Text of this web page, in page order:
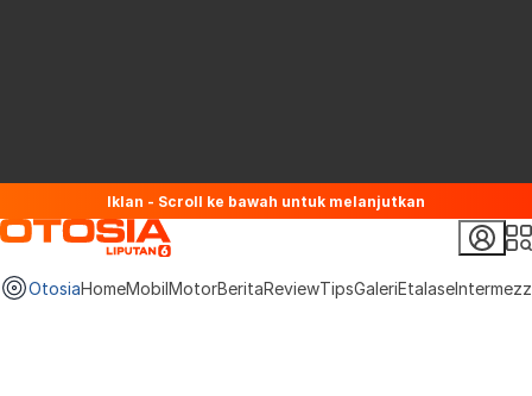
Iklan - Scroll ke bawah untuk melanjutkan
OtosiaHomeMobilMotorBeritaReviewTipsGaleriEtalase